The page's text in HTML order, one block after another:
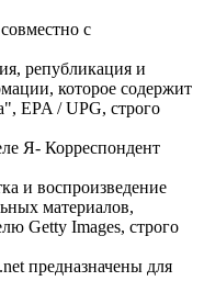
с
републикация и
которое содержит
EPA / UPG, строго
Я- Корреспондент
и воспроизведение
материалов,
Getty Images, строго
предназначены для